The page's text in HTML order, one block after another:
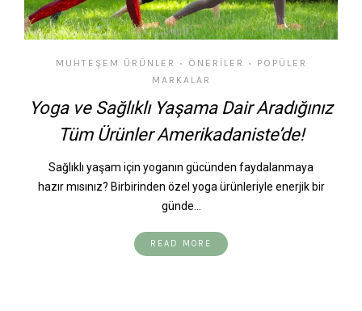
MUHTEŞEM ÜRÜNLER • ÖNERILER •
POPÜLER
MARKALAR
Yoga ve Sağlıklı Yaşama Dair Aradığınız
Tüm Ürünler Amerikadaniste’de!
Sağlıklı yaşam için yoganın gücünden faydalanmaya
hazır mısınız? Birbirinden özel yoga ürünleriyle enerjik bir
günde…
READ MORE